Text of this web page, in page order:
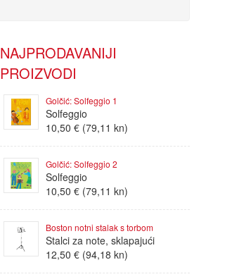
NAJPRODAVANIJI
PROIZVODI
Golčić: Solfeggio 1
Solfeggio
10,50 € (79,11 kn)
Golčić: Solfeggio 2
Solfeggio
10,50 € (79,11 kn)
Boston notni stalak s torbom
Stalci za note, sklapajući
12,50 € (94,18 kn)